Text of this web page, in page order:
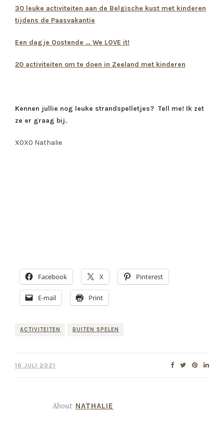
30 leuke activiteiten aan de Belgische kust met kinderen
tijdens de Paasvakantie
Een dagje Oostende … We LOVE it!
20 activiteiten om te doen in Zeeland met kinderen
Kennen jullie nog leuke strandspelletjes? Tell me! Ik zet
ze er graag bij.
X0X0 Nathalie
Facebook X Pinterest
E-mail Print
ACTIVITEITEN BUITEN SPELEN
16 JULI 2021
About NATHALIE